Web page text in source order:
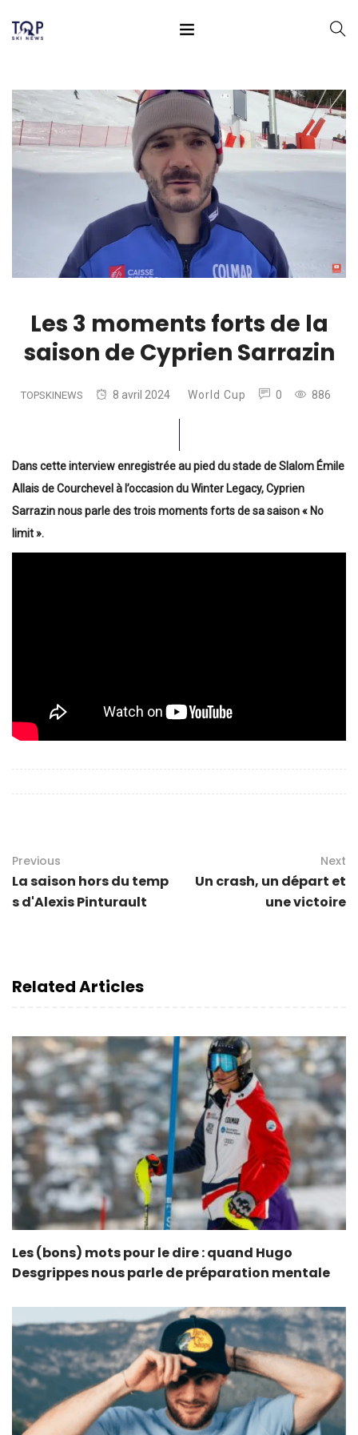
Les 3 moments forts de la
saison de Cyprien Sarrazin
TOPSKINEWS 8 avril 2024 World Cup 0 886
Dans cette interview enregistrée au pied du stade de Slalom Émile
Allais de Courchevel à l’occasion du Winter Legacy, Cyprien
Sarrazin nous parle des trois moments forts de sa saison « No
limit ».
Previous
La saison hors du temp
s d'Alexis Pinturault
Next
Un crash, un départ et
une victoire
Related Articles
Les (bons) mots pour le dire : quand Hugo
Desgrippes nous parle de préparation mentale